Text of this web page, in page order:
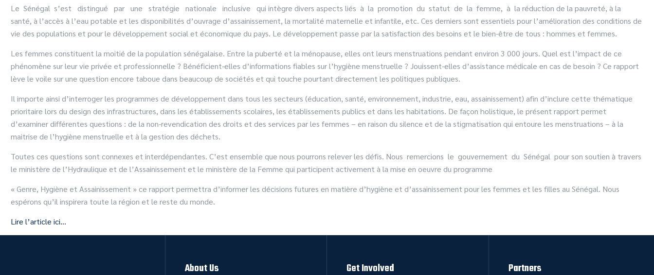
Le Sénégal s’est distingué par une stratégie nationale inclusive qui intègre divers aspects liés à la promotion du statut de la femme, à la réduction de la pauvreté, à la
santé, à l’accès à l’eau potable et les disponibilités d’ouvrage d’assainissement, la mortalité maternelle et infantile, etc. Ces derniers sont essentiels pour l’amélioration des conditions de
vie des populations et pour le développement social et économique du pays. Le développement passe par la satisfaction des besoins et le bien-être de tous : hommes et femmes.
Les femmes constituent la moitié de la population sénégalaise. Entre la puberté et la ménopause, elles ont leurs menstruations pendant environ 3 000 jours. Quel est l’impact de ce
phénomène sur leur vie privée et professionnelle ? Bénéficient-elles d’informations fiables sur l’hygiène menstruelle ? Jouissent-elles d’assistance médicale en cas de besoin ? Ce rapport
lève le voile sur une question encore taboue dans beaucoup de sociétés et qui touche pourtant directement les politiques publiques.
Il importe ainsi d’interroger les programmes de développement dans tous les secteurs (éducation, santé, environnement, industrie, eau, assainissement) afin d’inclure cette thématique
prioritaire lors du design des infrastructures, dans les établissements scolaires, les établissements publics et dans les habitations. De façon holistique, le présent rapport permet
d’examiner différentes questions : de la non-revendication des droits et des services par les femmes – en raison du silence et de la stigmatisation qui entoure les menstruations – à la
maitrise de l’hygiène menstruelle et à la gestion des déchets.
Toutes ces questions sont connexes et interdépendantes. C’est ensemble que nous pourrons relever les défis. Nous remercions le gouvernement du Sénégal pour son soutien à travers
le ministère de l’Hydraulique et de l’Assainissement et le ministère de la Femme qui participent activement à la mise en oeuvre du programme
« Genre, Hygiène et Assainissement » ce rapport permettra d’informer les décisions futures en matière d’hygiène et d’assainissement pour les femmes et les filles au Sénégal. Nous
espérons qu’il inspirera toute la région et le reste du monde.
Lire l’article ici…
About Us Get Involved Partners